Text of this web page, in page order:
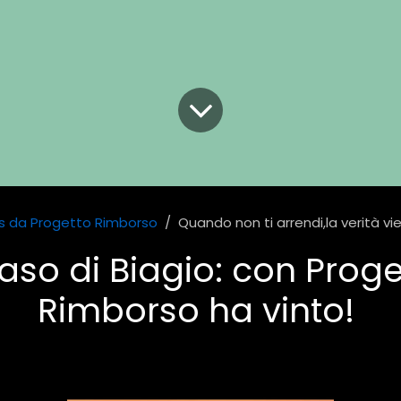
da Progetto Rimborso Quando non ti arrendi,la verità viene a galla:
di Biagio: con
Rimborso ha vinto!